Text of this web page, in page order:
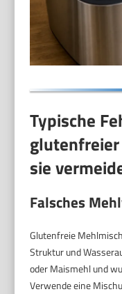
Typische
sie
Falsches
Glutenfreie
Struktur und
oder Maismehl und
Verwende eine